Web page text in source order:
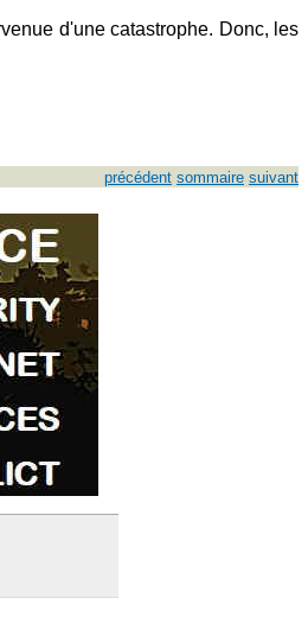
d'une catastrophe. Donc, les
précédent sommaire suivant